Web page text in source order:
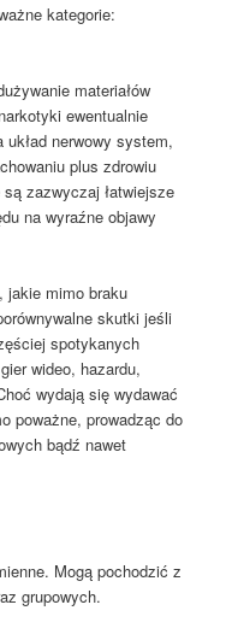
kategorie:
materiałów
ewentualnie
nerwowy system,
plus zdrowiu
zazwyczaj łatwiejsze
na wyraźne objawy
jakie mimo braku
skutki jeśli
spotykanych
wideo, hazardu,
wydają się wydawać
poważne, prowadząc do
bądź nawet
Mogą pochodzić z
grupowych.